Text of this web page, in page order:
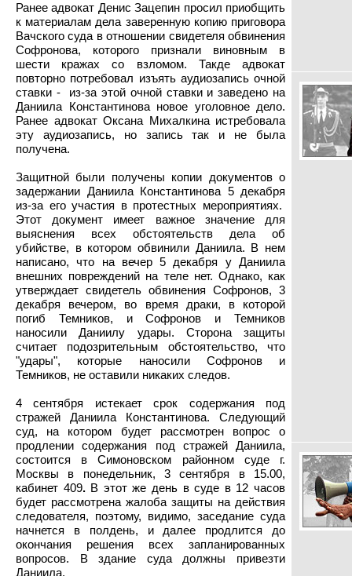
Ранее адвокат Денис Зацепин просил приобщить
к материалам дела заверенную копию приговора
Вачского суда в отношении свидетеля обвинения
Софронова, которого признали виновным в
шести кражах со взломом. Такде адвокат
повторно потребовал изъять аудиозапись очной
ставки - из-за этой очной ставки и заведено на
Даниила Константинова новое уголовное дело.
Ранее адвокат Оксана Михалкина истребовала
эту аудиозапись, но запись так и не была
получена.
Защитной были получены копии документов о
задержании Даниила Константинова 5 декабря
из-за его участия в протестных мероприятиях.
Этот документ имеет важное значение для
выяснения всех обстоятельств дела об
убийстве, в котором обвинили Даниила. В нем
написано, что на вечер 5 декабря у Даниила
внешних повреждений на теле нет. Однако, как
утверждает свидетель обвинения Софронов, 3
декабря вечером, во время драки, в которой
погиб Темников, и Софронов и Темников
наносили Даниилу удары. Сторона защиты
считает подозрительным обстоятельство, что
"удары", которые наносили Софронов и
Темников, не оставили никаких следов.
4 сентября истекает срок содержания под
стражей Даниила Константинова. Следующий
суд, на котором будет рассмотрен вопрос о
продлении содержания под стражей Даниила,
состоится в Симоновском районном суде г.
Москвы в понедельник, 3 сентября в 15.00,
кабинет 409.В этот же день в суде в 12 часов
будет рассмотрена жалоба защиты на действия
следователя, поэтому, видимо, заседание суда
начнется в полдень, и далее продлится до
окончания решения всех запланированных
вопросов. В здание суда должны привезти
Даниила.